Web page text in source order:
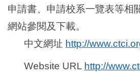
申請書、申請校系一覽表等相
網站參閱及下載。
中文網址 http://
Website URL http://